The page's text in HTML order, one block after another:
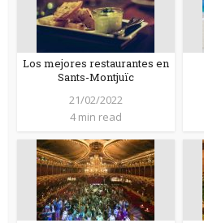
Los mejores restaurantes en
Sants-Montjuïc
21/02/2022
4 min read